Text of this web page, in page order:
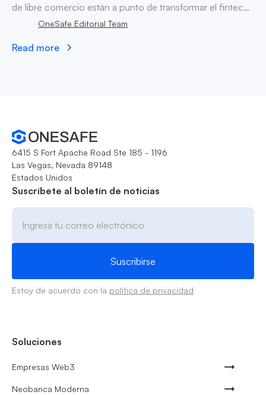
de libre comercio están a punto de transformar el fintech
global, mejorando el cumplimiento, el comercio digital y
OneSafe Editorial Team
Read more
6415 S Fort Apache Road Ste 185 - 1196
Las Vegas, Nevada 89148
Estados Unidos
Suscríbete al boletín de noticias
Estoy de acuerdo con la política de privacidad
Soluciones
Empresas Web3
Neobanca Moderna